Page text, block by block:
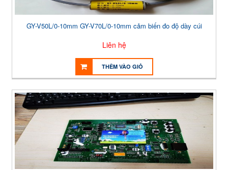
GY-V50L/0-10mm GY-V70L/0-10mm cảm biến đo độ dày cúi
Liên hệ
THÊM VÀO GIỎ